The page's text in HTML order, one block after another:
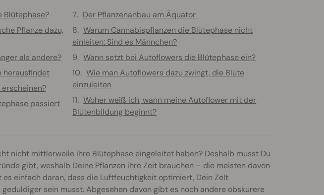
Blütephase?
Pflanze dazu,
als andere?
herausfindet
passiert
Der Pflanzenanbau am Äquator
Warum Cannabispflanzen die Blütephase nicht
einleiten: Sind es Männchen?
Wann setzt bei Autoflowers die Blütephase ein?
Wie man Autoflowers dazu zwingt, die Blüte
einzuleiten
Woher weiß ich, wann meine Autoflower mit der
Blütenbildung beginnt?
nicht mittlerweile ihre Blütephase eingeleitet haben? Deshalb musst Du
gibt, weshalb Deine Pflanzen ihre Zeit brauchen – die meisten davon
einfach daran, dass die Luftfeuchtigkeit optimiert, Dein Zelt
sein musst. Abgesehen davon gibt es noch andere obskurere